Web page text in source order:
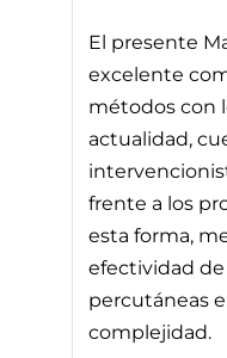
El presente
excelente
métodos con
actualidad,
frente a los
esta forma,
efectividad
percutáneas
complejidad.